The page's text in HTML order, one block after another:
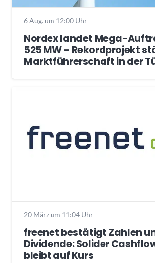
6 Aug. um 12:00 Uhr
Nordex landet Mega-
525 MW – Rekordprojekt
Marktführerschaft in der
20 März um 11:04 Uhr
freenet bestätigt Zahlen
Dividende: Solider
bleibt auf Kurs